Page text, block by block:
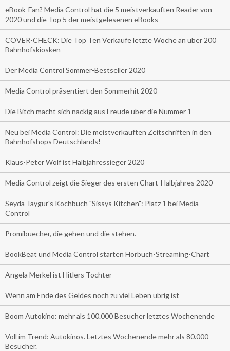
eBook-Fan? Media Control hat die 5 meistverkauften Reader von
2020 und die Top 5 der meistgelesenen eBooks
COVER-CHECK: Die Top Ten Verkäufe letzte Woche an über 200
Bahnhofskiosken
Der Media Control Sommer-Bestseller 2020
Media Control präsentiert den Sommerhit 2020
Die Bitch macht sich nackig aus Freude über die Nummer 1
Neu bei Media Control: Die meistverkauften Zeitschriften in den
Bahnhofshops Deutschlands!
Klaus-Peter Wolf ist Halbjahressieger 2020
Media Control zeigt die Sieger des ersten Chart-Halbjahres 2020
Seyda Taygur's Kochbuch "Sissys Kitchen": Platz 1 bei Media
Control
Promibuecher, die gehen und die stehen.
BookBeat und Media Control starten Hörbuch-Streaming-Chart
Angela Merkel ist Hitlers Tochter
Wenn am Ende des Geldes noch zu viel Leben übrig ist
Boom Autokino: mehr als 100.000 Besucher letztes Wochenende
Voll im Trend: Autokinos. Letztes Wochenende mehr als 80.000
Besucher.